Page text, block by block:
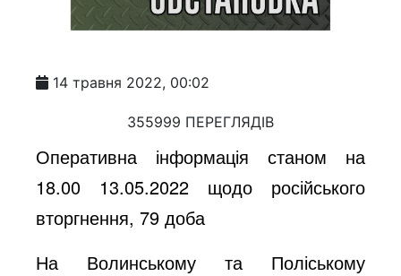
14 травня 2022, 00:02
355999 ПЕРЕГЛЯДІВ
Оперативна інформація станом на
18.00 13.05.2022 щодо російського
вторгнення, 79 доба
На Волинському та Поліському